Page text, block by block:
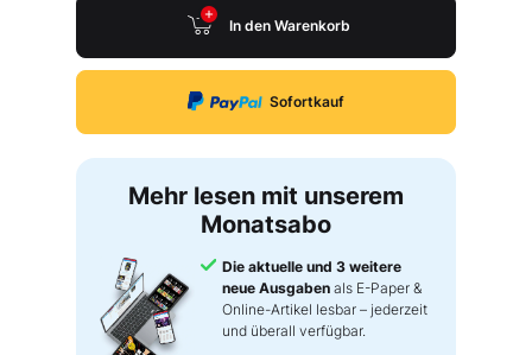
In den Warenkorb
Sofortkauf
Mehr lesen mit unserem
Monatsabo
Die aktuelle und 3 weitere
neue Ausgaben als E-Paper &
Online-Artikel lesbar – jederzeit
und überall verfügbar.